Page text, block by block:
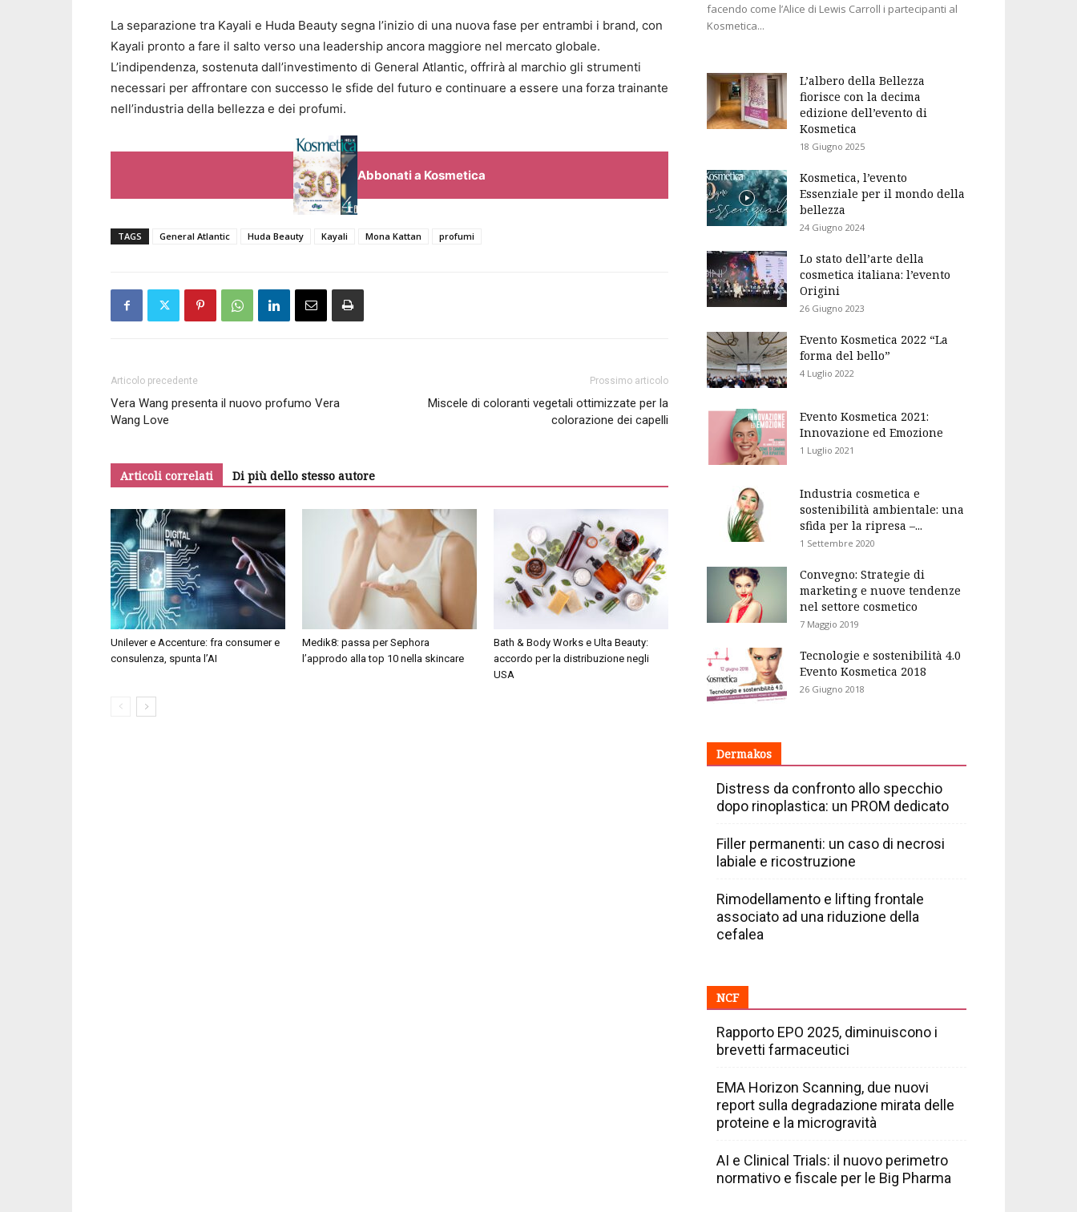
La separazione tra Kayali e Huda Beauty segna l’inizio di una nuova fase per entrambi i brand, con
Kayali pronto a fare il salto verso una leadership ancora maggiore nel mercato globale.
L’indipendenza, sostenuta dall’investimento di General Atlantic, offrirà al marchio gli strumenti
necessari per affrontare con successo le sfide del futuro e continuare a essere una forza trainante
nell’industria della bellezza e dei profumi.
Abbonati a Kosmetica
TAGS General Atlantic Huda Beauty Kayali Mona Kattan profumi
Articolo precedente
Vera Wang presenta il nuovo profumo Vera
Wang Love
Prossimo articolo
Miscele di coloranti vegetali ottimizzate per la
colorazione dei capelli
Articoli correlati Di più dello stesso autore
Unilever e Accenture: fra consumer e
consulenza, spunta l’AI
Medik8: passa per Sephora
l’approdo alla top 10 nella skincare
Bath & Body Works e Ulta Beauty:
accordo per la distribuzione negli
USA
facendo come l’Alice di Lewis Carroll i partecipanti al
Kosmetica...
L’albero della Bellezza
fiorisce con la decima
edizione dell’evento di
Kosmetica
18 Giugno 2025
Kosmetica, l’evento
Essenziale per il mondo della
bellezza
24 Giugno 2024
Lo stato dell’arte della
cosmetica italiana: l’evento
Origini
26 Giugno 2023
Evento Kosmetica 2022 “La
forma del bello”
4 Luglio 2022
Evento Kosmetica 2021:
Innovazione ed Emozione
1 Luglio 2021
Industria cosmetica e
sostenibilità ambientale: una
sfida per la ripresa –...
1 Settembre 2020
Convegno: Strategie di
marketing e nuove tendenze
nel settore cosmetico
7 Maggio 2019
Tecnologie e sostenibilità 4.0
Evento Kosmetica 2018
26 Giugno 2018
Dermakos
Distress da confronto allo specchio
dopo rinoplastica: un PROM dedicato
Filler permanenti: un caso di necrosi
labiale e ricostruzione
Rimodellamento e lifting frontale
associato ad una riduzione della
cefalea
NCF
Rapporto EPO 2025, diminuiscono i
brevetti farmaceutici
EMA Horizon Scanning, due nuovi
report sulla degradazione mirata delle
proteine e la microgravità
AI e Clinical Trials: il nuovo perimetro
normativo e fiscale per le Big Pharma